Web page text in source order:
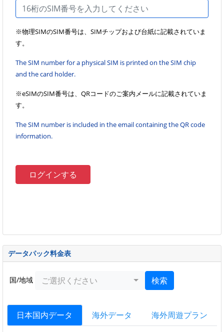
※物理SIMのSIM番号は、SIMチップおよび台紙に記載されていま
す。
The SIM number for a physical SIM is printed on the SIM chip
and the card holder.
※eSIMのSIM番号は、QRコードのご案内メールに記載されていま
す。
The SIM number is included in the email containing the QR code
information.
データパック料金表
国/地域 ご選択ください 検索
日本国内データ 海外データ 海外周遊プラン